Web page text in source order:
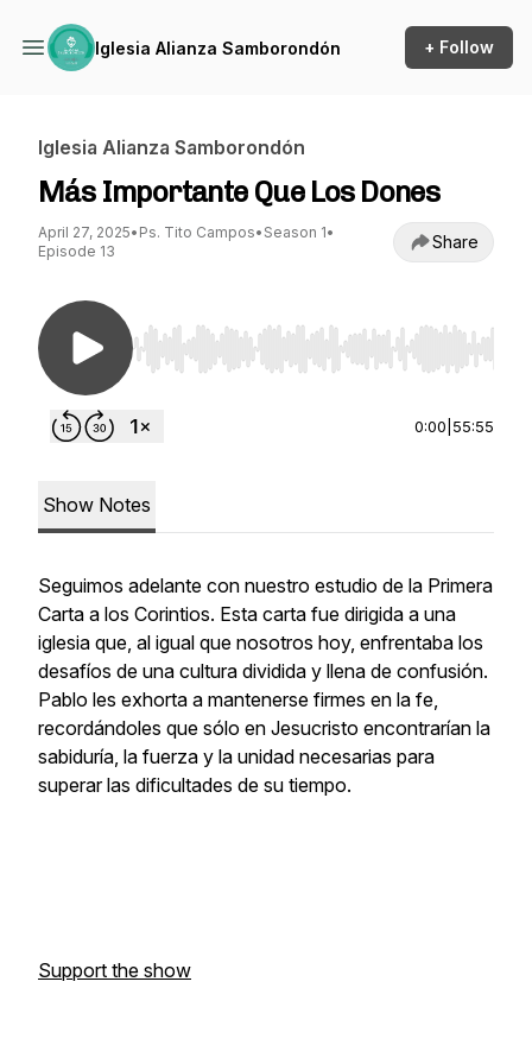
Iglesia Alianza Samborondón + Follow
Iglesia Alianza Samborondón
Más Importante Que Los Dones
April 27, 2025• Ps. Tito Campos• Season 1•
Episode 13
Share
Use Left/Right to seek, Home/End to jump to
0:00 55:55
Show Notes
Seguimos adelante con nuestro estudio de la Primera
Carta a los Corintios. Esta carta fue dirigida a una
iglesia que, al igual que nosotros hoy, enfrentaba los
desafíos de una cultura dividida y llena de confusión.
Pablo les exhorta a mantenerse firmes en la fe,
recordándoles que sólo en Jesucristo encontrarían la
sabiduría, la fuerza y la unidad necesarias para
superar las dificultades de su tiempo.
Support the show